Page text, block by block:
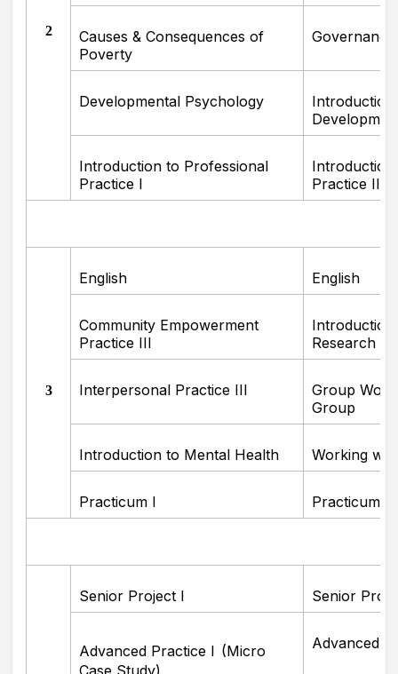
2
Causes & Consequences of
Poverty
Governance
Developmental Psychology
Introduction
Introduction to Professional
Practice I
Practice II
3
English English
Community Empowerment
Practice III
Research
Interpersonal Practice III
Group
Group
Introduction to Mental Health Working
Practicum I Practicum II
Senior Project I Senior
Advanced Practice I (Micro
Advanced